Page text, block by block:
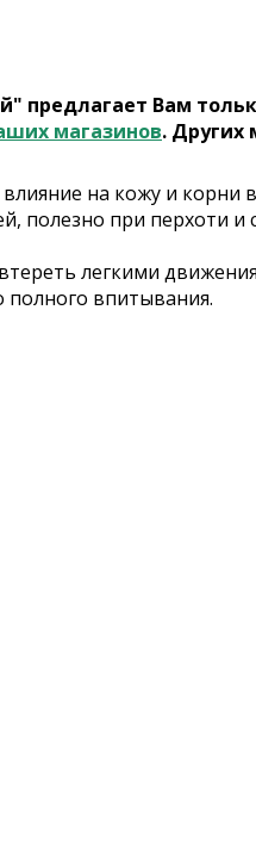
предлагает Вам
магазинов. Других
на кожу и корни
полезно при перхоти и
легкими
полного впитывания.